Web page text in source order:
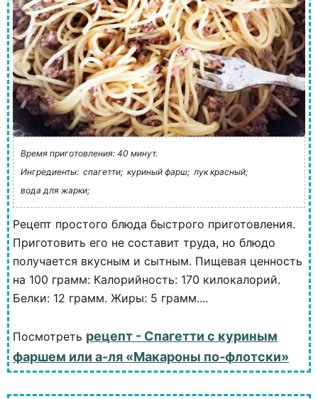
Время приготовления: 40 минут.
Ингредиенты: спагетти; куриный фарш; лук красный;
вода для жарки;
Рецепт простого блюда быстрого приготовления.
Приготовить его не составит труда, но блюдо
получается вкусным и сытным. Пищевая ценность
на 100 грамм: Калорийность: 170 килокалорий.
Белки: 12 грамм. Жиры: 5 грамм....
Посмотреть рецепт - Спагетти с куриным
фаршем или а-ля «Макароны по-флотски»